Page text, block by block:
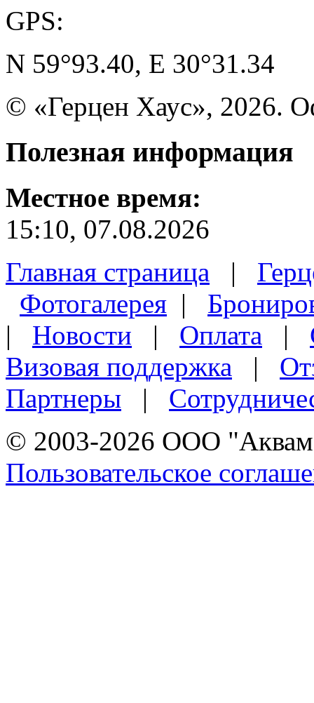
GPS:
N 59°93.40, E 30°31.34
© «Герцен Хаус», 2026.
Полезная информация
Местное время:
15:10, 07.08.2026
Главная страница |
Фотогалерея |
| Новости | Оплата |
Визовая поддержка |
Партнеры |
© 2003-2026 ООО
Пользовательское